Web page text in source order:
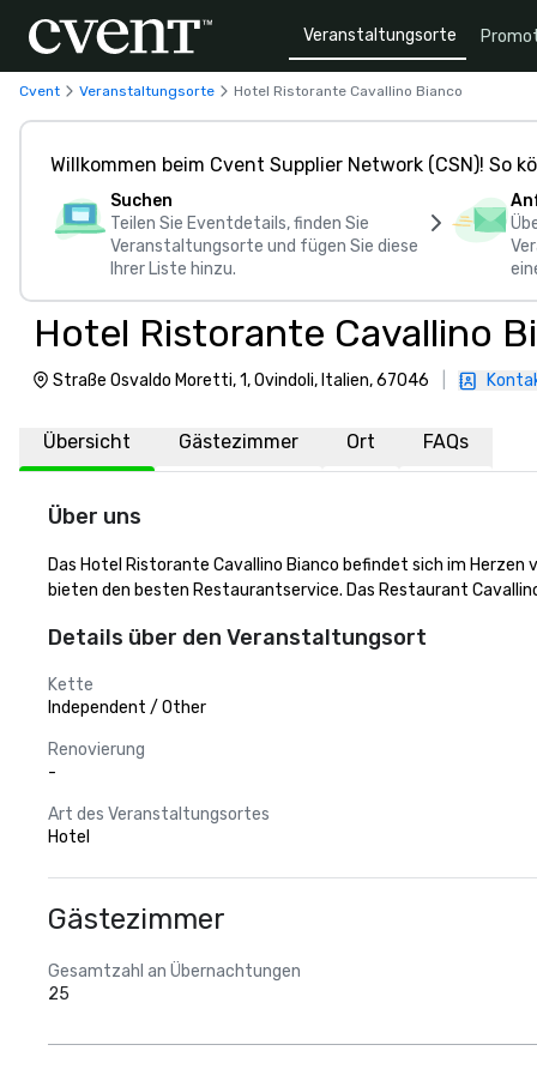
Veranstaltungsorte
Cvent Veranstaltungsorte Hotel Ristorante Cavallino Bianco
Willkommen beim Cvent Supplier Network (CSN)! So
Suchen
Teilen Sie Eventdetails, finden Sie
Veranstaltungsorte und fügen Sie diese
Ihrer Liste hinzu.
Hotel Ristorante Cavallino
Straße Osvaldo Moretti, 1, Ovindoli, Italien, 67046
Übersicht Gästezimmer Ort FAQs
Über uns
Das Hotel Ristorante Cavallino Bianco befindet sich im
bieten den besten Restaurantservice. Das Restaurant
Details über den Veranstaltungsort
Kette
Independent / Other
Renovierung
-
Art des Veranstaltungsortes
Hotel
Gästezimmer
Gesamtzahl an Übernachtungen
25